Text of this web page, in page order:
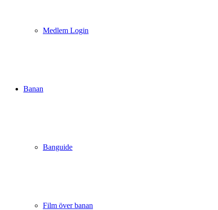
Medlem Login
Banan
Banguide
Film över banan